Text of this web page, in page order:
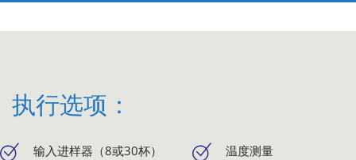
执行选项：
输入进样器（8或30杯） 温度测量